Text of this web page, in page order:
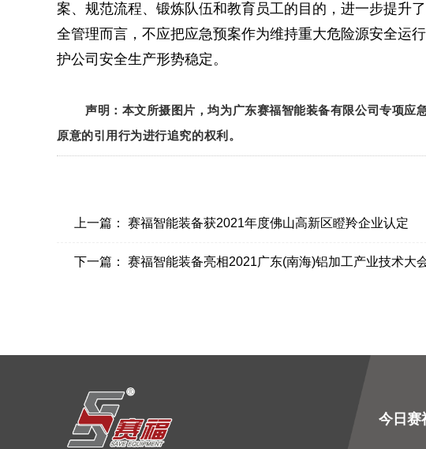
案、规范流程、锻炼队伍和教育员工的目的，进一步提升
全管理而言，不应把应急预案作为维持重大危险源安全运
护公司安全生产形势稳定。
声明：本文所摄图片，均为广东赛福智能装备有限公司专项应
原意的引用行为进行追究的权利。
上一篇： 赛福智能装备获2021年度佛山高新区瞪羚企业认定
下一篇： 赛福智能装备亮相2021广东(南海)铝加工产业技术大
今日赛